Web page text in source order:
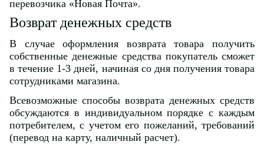
перевозчика «Новая Почта».
Возврат денежных средств
В случае оформления возврата товара получить
собственные денежные средства покупатель сможет
в течение 1-3 дней, начиная со дня получения товара
сотрудниками магазина.
Всевозможные способы возврата денежных средств
обсуждаются в индивидуальном порядке с каждым
потребителем, с учетом его пожеланий, требований
(перевод на карту, наличный расчет).